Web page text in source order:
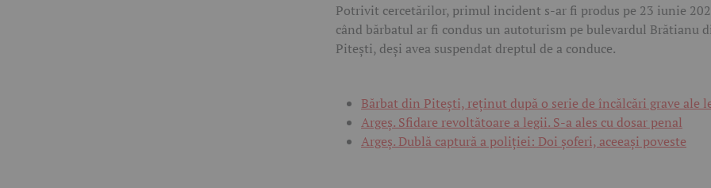
Potrivit cercetărilor, primul incident s-ar fi produs pe 23 iunie
când bărbatul ar fi condus un autoturism pe bulevardul Brătianu
Pitești, deși avea suspendat dreptul de a conduce.
Bărbat din Pitești, reținut după o serie de încălcări grave ale
Argeș. Sfidare revoltătoare a legii. S-a ales cu dosar penal
Argeș. Dublă captură a poliției: Doi șoferi, aceeași poveste